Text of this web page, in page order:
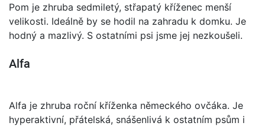
Pom je zhruba sedmiletý, střapatý kříženec menší
velikosti. Ideálně by se hodil na zahradu k domku. Je
hodný a mazlivý. S ostatními psi jsme jej nezkoušeli.
Alfa
Alfa je zhruba roční kříženka německého ovčáka. Je
hyperaktivní, přátelská, snášenlivá k ostatním psům i